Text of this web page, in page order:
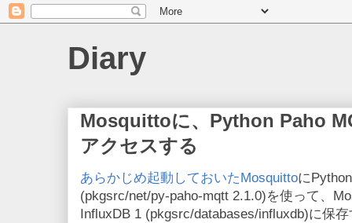
Diary
Mosquittoに、Python Paho
アクセスする
あらかじめ起動しておいたMosquittoに
(pkgsrc/net/py-paho-mqtt 2.1.0)を使って、
InfluxDB 1 (pkgsrc/databases/influxdb)に保